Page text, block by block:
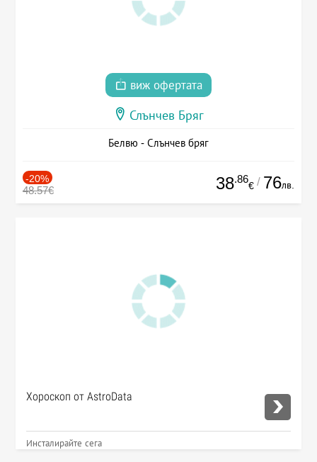
виж офертата
Слънчев Бряг
Белвю - Слънчев бряг
-20%
48.57€ 38.86
€ / 76лв.
Хороскоп от AstroData
Инсталирайте сега